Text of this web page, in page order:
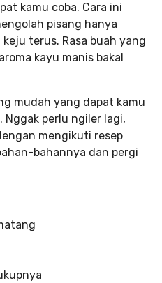
kamu coba. Cara ini
pisang hanya
terus. Rasa buah yang
kayu manis bakal
mudah yang dapat kamu
perlu ngiler lagi,
mengikuti resep
bahannya dan pergi